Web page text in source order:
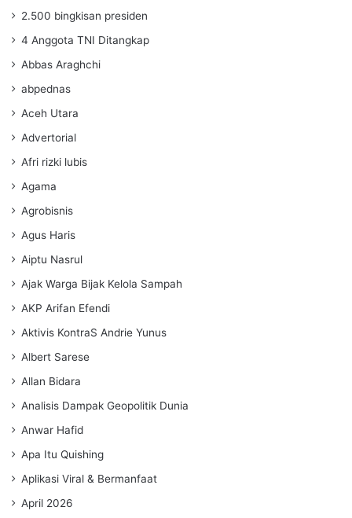
2.500 bingkisan presiden
4 Anggota TNI Ditangkap
Abbas Araghchi
abpednas
Aceh Utara
Advertorial
Afri rizki lubis
Agama
Agrobisnis
Agus Haris
Aiptu Nasrul
Ajak Warga Bijak Kelola Sampah
AKP Arifan Efendi
Aktivis KontraS Andrie Yunus
Albert Sarese
Allan Bidara
Analisis Dampak Geopolitik Dunia
Anwar Hafid
Apa Itu Quishing
Aplikasi Viral & Bermanfaat
April 2026